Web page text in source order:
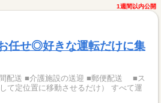
1週間以内公開
任せ◎好きな運転だけに集
配送 ■介護施設の送迎 ■郵便配送 ■ス
位置に移動させるだけ） すべて運